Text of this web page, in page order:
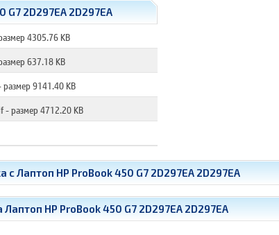
2D297EA 2D297EA
4305.76 KB
637.18 KB
9141.40 KB
- размер 4712.20 KB
сЛаптоп HP ProBook 450 G7 2D297EA 2D297EA
Лаптоп HP ProBook 450 G7 2D297EA 2D297EA